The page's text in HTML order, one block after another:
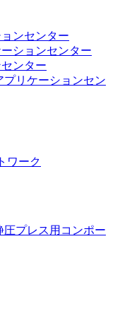
ンセンター
ションセンター
ンター
リケーションセン
ワーク
圧プレス用コンポー